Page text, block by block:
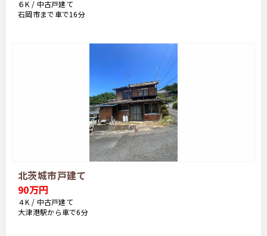
６K / 中古戸建て
石岡市まで車で16分
北茨城市戸建て
90万円
４K / 中古戸建て
大津港駅から車で6分